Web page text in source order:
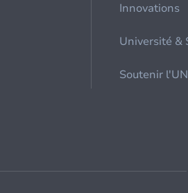
Innovations
Université &
Soutenir